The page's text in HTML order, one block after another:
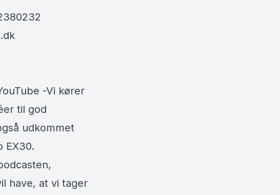
-Vi kører
til god
udkommet
EX30.
have, at vi tager